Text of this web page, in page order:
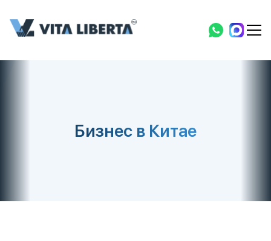
Бизнес в Китае